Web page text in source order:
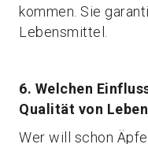
kommen. Sie
Lebensmittel.
6. Welchen
Qualität von
Wer will schon